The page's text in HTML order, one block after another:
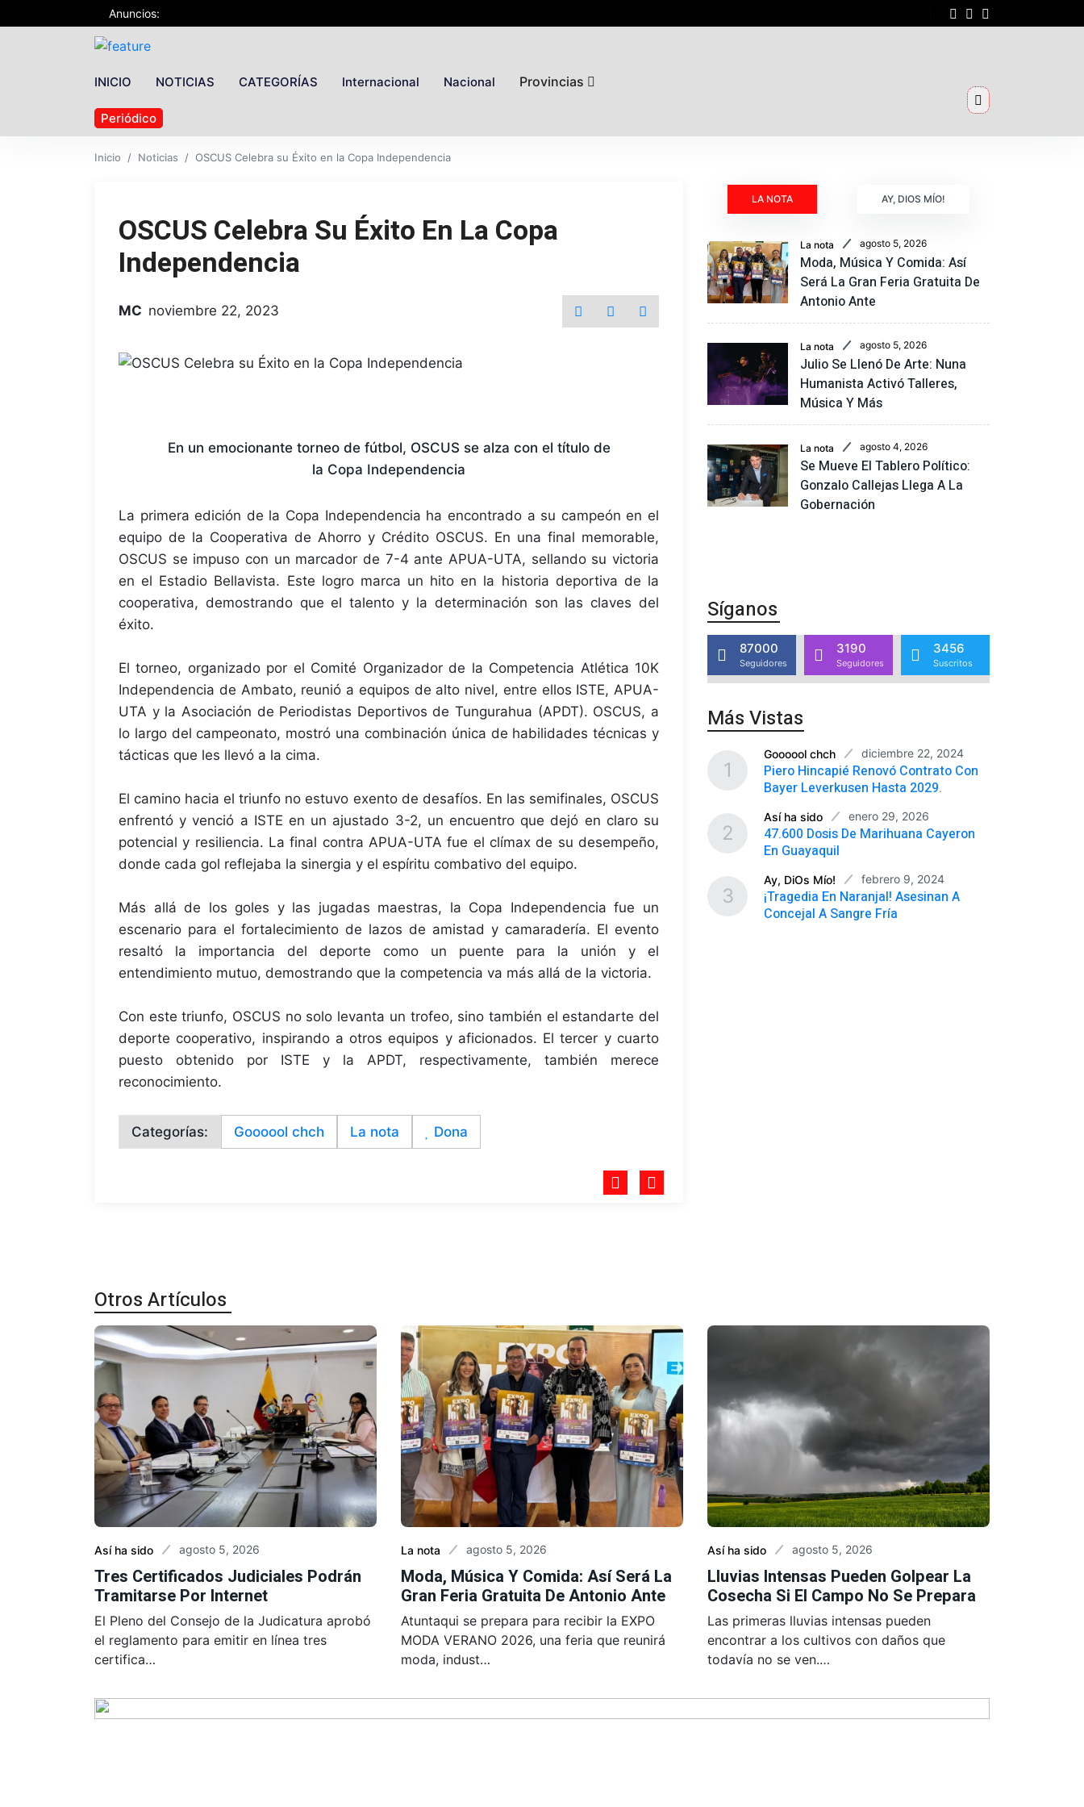
Anuncios:
INICIO NOTICIAS CATEGORÍAS Internacional Nacional Provincias
Periódico
Inicio Noticias OSCUS Celebra su Éxito en la Copa Independencia
OSCUS Celebra Su Éxito En La Copa
Independencia
MC noviembre 22, 2023
En un emocionante torneo de fútbol, OSCUS se alza con el título de
la Copa Independencia
La primera edición de la Copa Independencia ha encontrado a su campeón en el
equipo de la Cooperativa de Ahorro y Crédito OSCUS. En una final memorable,
OSCUS se impuso con un marcador de 7-4 ante APUA-UTA, sellando su victoria
en el Estadio Bellavista. Este logro marca un hito en la historia deportiva de la
cooperativa, demostrando que el talento y la determinación son las claves del
éxito.
El torneo, organizado por el Comité Organizador de la Competencia Atlética 10K
Independencia de Ambato, reunió a equipos de alto nivel, entre ellos ISTE, APUA-
UTA y la Asociación de Periodistas Deportivos de Tungurahua (APDT). OSCUS, a
lo largo del campeonato, mostró una combinación única de habilidades técnicas y
tácticas que les llevó a la cima.
El camino hacia el triunfo no estuvo exento de desafíos. En las semifinales, OSCUS
enfrentó y venció a ISTE en un ajustado 3-2, un encuentro que dejó en claro su
potencial y resiliencia. La final contra APUA-UTA fue el clímax de su desempeño,
donde cada gol reflejaba la sinergia y el espíritu combativo del equipo.
Más allá de los goles y las jugadas maestras, la Copa Independencia fue un
escenario para el fortalecimiento de lazos de amistad y camaradería. El evento
resaltó la importancia del deporte como un puente para la unión y el
entendimiento mutuo, demostrando que la competencia va más allá de la victoria.
Con este triunfo, OSCUS no solo levanta un trofeo, sino también el estandarte del
deporte cooperativo, inspirando a otros equipos y aficionados. El tercer y cuarto
puesto obtenido por ISTE y la APDT, respectivamente, también merece
reconocimiento.
Categorías: Goooool chch La nota Dona
LA NOTA AY, DIOS MÍO!
La nota agosto 5, 2026
Moda, Música Y Comida: Así
Será La Gran Feria Gratuita De
Antonio Ante
La nota agosto 5, 2026
Julio Se Llenó De Arte: Nuna
Humanista Activó Talleres,
Música Y Más
La nota agosto 4, 2026
Se Mueve El Tablero Político:
Gonzalo Callejas Llega A La
Gobernación
Síganos
87000
Seguidores
3190
Seguidores
3456
Suscritos
Más Vistas
Goooool chch diciembre 22, 2024
Piero Hincapié Renovó Contrato Con
Bayer Leverkusen Hasta 2029.
1
Así ha sido enero 29, 2026
47.600 Dosis De Marihuana Cayeron
En Guayaquil
2
Ay, DiOs Mío! febrero 9, 2024
¡Tragedia En Naranjal! Asesinan A
Concejal A Sangre Fría
3
Otros Artículos
Así ha sido agosto 5, 2026
Tres Certificados Judiciales Podrán
Tramitarse Por Internet
El Pleno del Consejo de la Judicatura aprobó
el reglamento para emitir en línea tres
certifica…
La nota agosto 5, 2026
Moda, Música Y Comida: Así Será La
Gran Feria Gratuita De Antonio Ante
Atuntaqui se prepara para recibir la EXPO
MODA VERANO 2026, una feria que reunirá
moda, indust…
Así ha sido agosto 5, 2026
Lluvias Intensas Pueden Golpear La
Cosecha Si El Campo No Se Prepara
Las primeras lluvias intensas pueden
encontrar a los cultivos con daños que
todavía no se ven.…